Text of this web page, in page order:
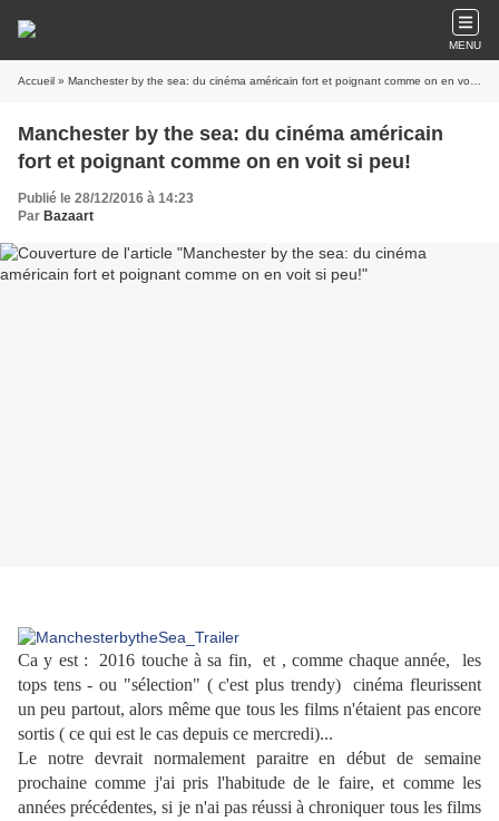
MENU
Accueil » Manchester by the sea: du cinéma américain fort et poignant comme on en voit si peu!
Manchester by the sea: du cinéma américain
fort et poignant comme on en voit si peu!
Publié le 28/12/2016 à 14:23
Par Bazaart
Ca y est : 2016 touche à sa fin, et , comme chaque année, les
tops tens - ou "sélection" ( c'est plus trendy) cinéma fleurissent
un peu partout, alors même que tous les films n'étaient pas encore
sortis ( ce qui est le cas depuis ce mercredi)...
Le notre devrait normalement paraitre en début de semaine
prochaine comme j'ai pris l'habitude de le faire, et comme les
années précédentes, si je n'ai pas réussi à chroniquer tous les films